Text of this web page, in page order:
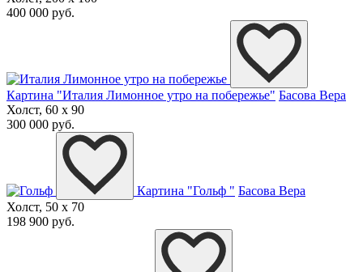
400 000 руб.
Картина "Италия Лимонное утро на побережье" Басова Вера
Холст, 60 x 90
300 000 руб.
Картина "Гольф " Басова Вера
Холст, 50 x 70
198 900 руб.